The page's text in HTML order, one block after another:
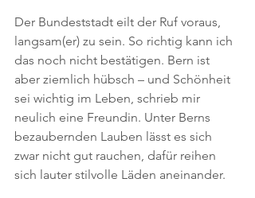
Der Bundeststadt eilt der Ruf voraus,
langsam(er) zu sein. So richtig kann ich
das noch nicht bestätigen. Bern ist
aber ziemlich hübsch – und Schönheit
sei wichtig im Leben, schrieb mir
neulich eine Freundin. Unter Berns
bezaubernden Lauben lässt es sich
zwar nicht gut rauchen, dafür reihen
sich lauter stilvolle Läden aneinander.